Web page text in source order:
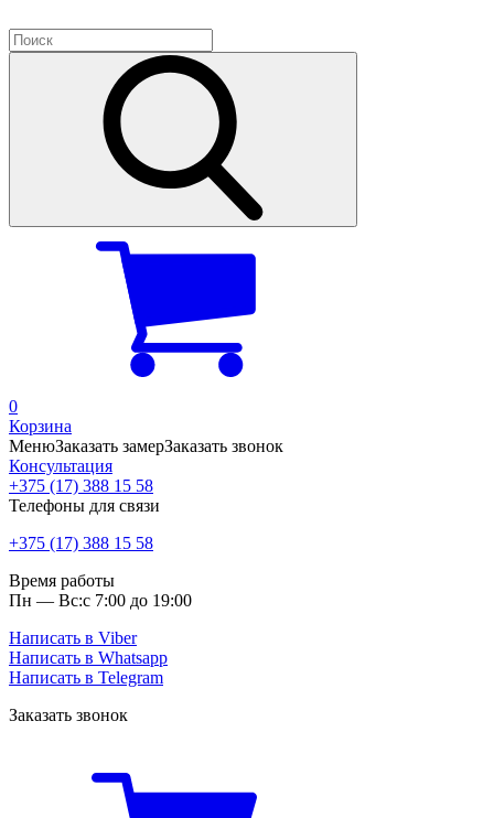
0
Корзина
МенюЗаказать замерЗаказать звонок
Консультация
+375 (17) 388 15 58
Телефоны для связи
+375 (17) 388 15 58
Время работы
Пн — Вс:с 7:00 до 19:00
Написать в Viber
Написать в Whatsapp
Написать в Telegram
Заказать звонок